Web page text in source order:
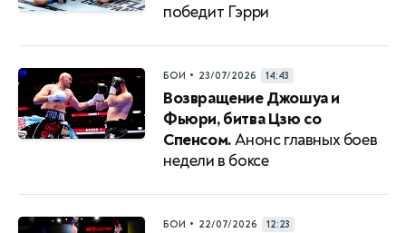
победит Гэрри
БОИ • 23/07/2026 14:43
Возвращение Джошуа и
Фьюри, битва Цзю со
Спенсом.Анонс главных боев
недели в боксе
БОИ • 22/07/2026 12:23